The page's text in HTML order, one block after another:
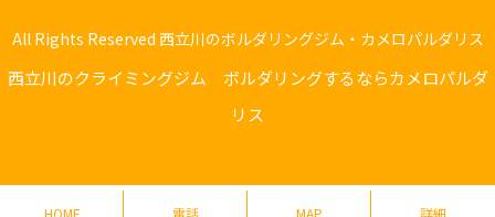
All Rights Reserved 西立川のボルダリングジム・カメロパルダリス
西立川のクライミングジム ボルダリングするならカメロパルダ
リス
HOME 電話 MAP 詳細